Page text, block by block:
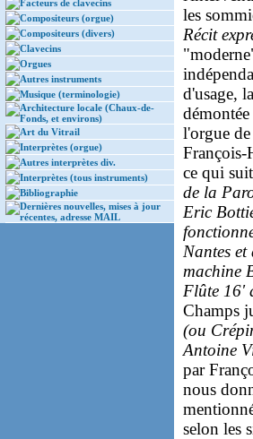
Facteurs de clavecins
Compositeurs (orgue)
Compositeurs (divers)
Clavecins
Orgues
Autres instruments
Musique (terminologie)
Architecture locale (Chaux-de-
Fonds, et environs)
Art du Vitrail
Interprètes (orgue)
Autres interprètes div.
Interprètes (tous instruments)
Bibliographie
Dernières nouvelles, mises à jour
récentes, adresse MAIL
les
Récit
d'usage,
l'orgue
François-
ce qui
de la
Eric
Nantes et
machine
Flûte 16'
Champs
(ou
Antoine
par
nous
selon les